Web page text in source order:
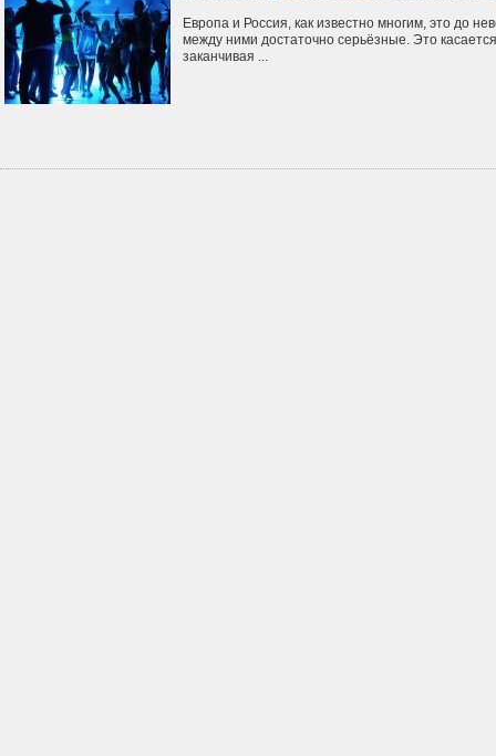
Европа и Россия, как известно многим, это до
между ними достаточно серьёзные. Это
заканчивая ...